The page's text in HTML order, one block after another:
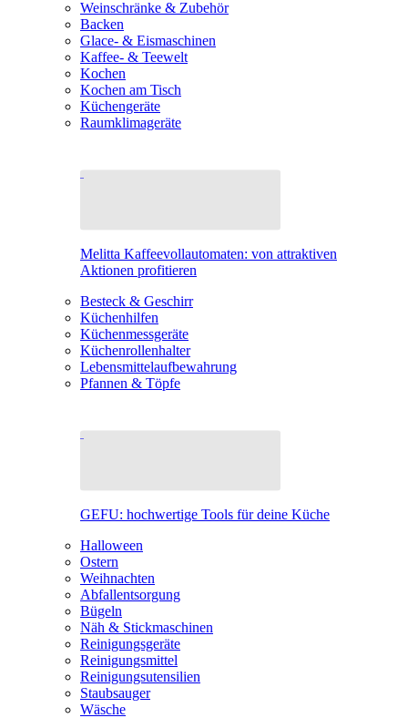
Weinschränke & Zubehör
Backen
Glace- & Eismaschinen
Kaffee- & Teewelt
Kochen
Kochen am Tisch
Küchengeräte
Raumklimageräte
Melitta Kaffeevollautomaten: von attraktiven
Aktionen profitieren
Besteck & Geschirr
Küchenhilfen
Küchenmessgeräte
Küchenrollenhalter
Lebensmittelaufbewahrung
Pfannen & Töpfe
GEFU: hochwertige Tools für deine Küche
Halloween
Ostern
Weihnachten
Abfallentsorgung
Bügeln
Näh & Stickmaschinen
Reinigungsgeräte
Reinigungsmittel
Reinigungsutensilien
Staubsauger
Wäsche